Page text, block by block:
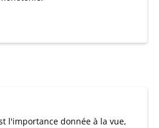
l'importance donnée à la vue,